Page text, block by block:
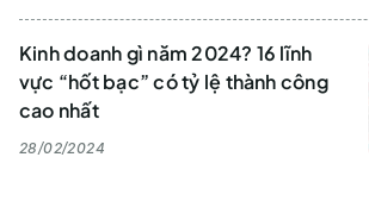
Kinh doanh gì năm 2024? 16 lĩnh
vực “hốt bạc” có tỷ lệ thành công
cao nhất
28/02/2024